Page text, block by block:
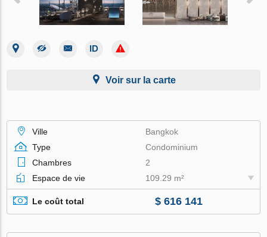
Voir sur la carte
Ville
Bangkok
Type
Condominium
Chambres
2
Espace de vie
109.29 m²
Le coût total $ 616 141